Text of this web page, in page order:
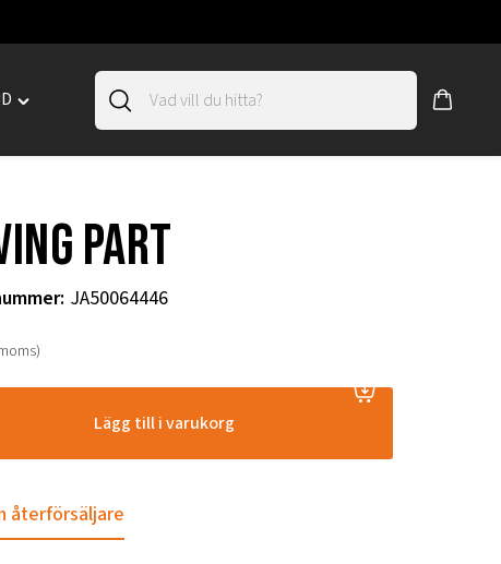
Toggle
part
: JA50064446
Lägg till i varukorg
återförsäljare